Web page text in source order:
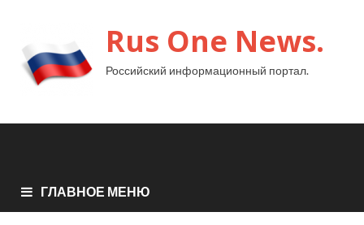
Rus One News.
Российский информационный портал.
ГЛАВНОЕ МЕНЮ